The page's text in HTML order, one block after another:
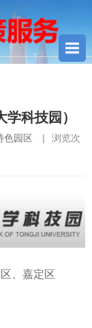
科技园）
色园区 |
浏览次
、嘉定区